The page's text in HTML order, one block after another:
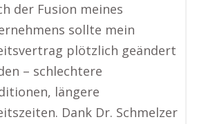
der Fusion meines
sollte mein
plötzlich geändert
– schlechtere
längere
Dank Dr. Schmelzer